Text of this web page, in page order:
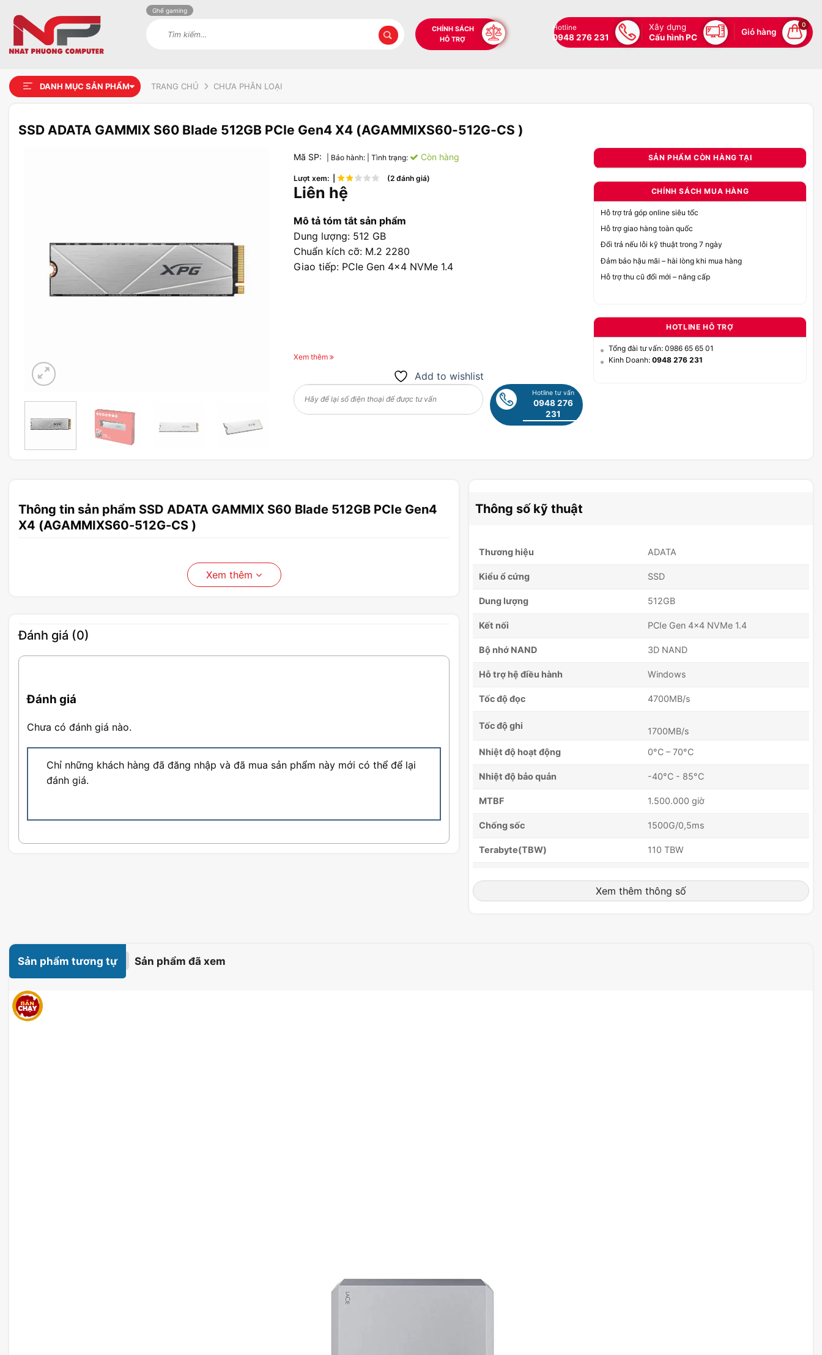
Ghế gaming
CHÍNH SÁCH
HỖ TRỢ
Hotline
0948 276 231
Xây dựng
Cấu hình PC
Giỏ hàng
0
DANH MỤC SẢN PHẨM TRANG CHỦ CHƯA PHÂN LOẠI
SSD ADATA GAMMIX S60 Blade 512GB PCIe Gen4 X4 (AGAMMIXS60-512G-CS )
Mã SP: | Bảo hành: | Tình trạng: Còn hàng
Lượt xem: | (2 đánh giá)
Liên hệ
Mô tả tóm tắt sản phẩm
Dung lượng: 512 GB
Chuẩn kích cỡ: M.2 2280
Giao tiếp: PCIe Gen 4x4 NVMe 1.4
Xem thêm
Add to wishlist
Hotline tư vấn
0948 276
231
SẢN PHẨM CÒN HÀNG TẠI
CHÍNH SÁCH MUA HÀNG
Hỗ trợ trả góp online siêu tốc
Hỗ trợ giao hàng toàn quốc
Đổi trả nếu lỗi kỹ thuật trong 7 ngày
Đảm bảo hậu mãi – hài lòng khi mua hàng
Hỗ trợ thu cũ đổi mới – nâng cấp
HOTLINE HỖ TRỢ
Tổng đài tư vấn: 0986 65 65 01
Kinh Doanh: 0948 276 231
Thông tin sản phẩm SSD ADATA GAMMIX S60 Blade 512GB PCIe Gen4
X4 (AGAMMIXS60-512G-CS )
Xem thêm
Đánh giá (0)
Đánh giá
Chưa có đánh giá nào.
Chỉ những khách hàng đã đăng nhập và đã mua sản phẩm này mới có thể để lại
đánh giá.
Thông số kỹ thuật
Thương hiệu ADATA
Kiểu ổ cứng SSD
Dung lượng 512GB
Kết nối PCIe Gen 4x4 NVMe 1.4
Bộ nhớ NAND 3D NAND
Hỗ trợ hệ điều hành Windows
Tốc độ đọc 4700MB/s
Tốc độ ghi
1700MB/s
Nhiệt độ hoạt động
0°C – 70°C
Nhiệt độ bảo quản -40°C - 85°C
MTBF 1.500.000 giờ
Chống sốc 1500G/0,5ms
Terabyte(TBW) 110 TBW
7g (không có tản nhiệt)
Xem thêm thông số
Sản phẩm tương tự Sản phẩm đã xem